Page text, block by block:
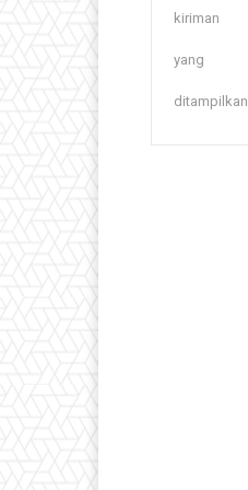
kiriman
yang
ditampilkan